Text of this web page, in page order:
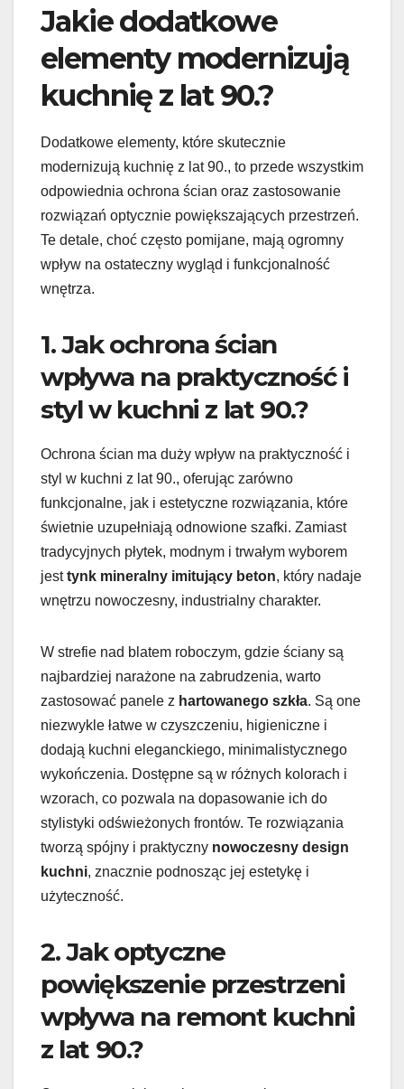
Jakie dodatkowe
elementy modernizują
kuchnię z lat 90.?
Dodatkowe elementy, które skutecznie
modernizują kuchnię z lat 90., to przede wszystkim
odpowiednia ochrona ścian oraz zastosowanie
rozwiązań optycznie powiększających przestrzeń.
Te detale, choć często pomijane, mają ogromny
wpływ na ostateczny wygląd i funkcjonalność
wnętrza.
1. Jak ochrona ścian
wpływa na praktyczność i
styl w kuchni z lat 90.?
Ochrona ścian ma duży wpływ na praktyczność i
styl w kuchni z lat 90., oferując zarówno
funkcjonalne, jak i estetyczne rozwiązania, które
świetnie uzupełniają odnowione szafki. Zamiast
tradycyjnych płytek, modnym i trwałym wyborem
jesttynk mineralny imitujący beton, który nadaje
wnętrzu nowoczesny, industrialny charakter.
W strefie nad blatem roboczym, gdzie ściany są
najbardziej narażone na zabrudzenia, warto
zastosować panele z hartowanego szkła. Są one
niezwykle łatwe w czyszczeniu, higieniczne i
dodają kuchni eleganckiego, minimalistycznego
wykończenia. Dostępne są w różnych kolorach i
wzorach, co pozwala na dopasowanie ich do
stylistyki odświeżonych frontów. Te rozwiązania
tworzą spójny i praktyczny nowoczesny design
kuchni, znacznie podnosząc jej estetykę i
użyteczność.
2. Jak optyczne
powiększenie przestrzeni
wpływa na remont kuchni
z lat 90.?